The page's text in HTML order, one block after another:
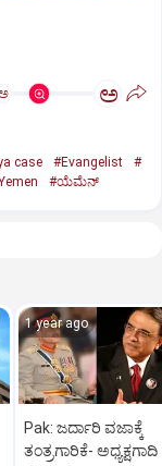
ಅ
case #Evangelist
#
#ಯೆಮೆನ್‌
1 year ago
Pak: ಜರ್ದಾರಿ ವಜಾಕ್ಕೆ
ತಂತ್ರಗಾರಿಕೆ- ಅಧ್ಯಕ್ಷಗಾದಿ